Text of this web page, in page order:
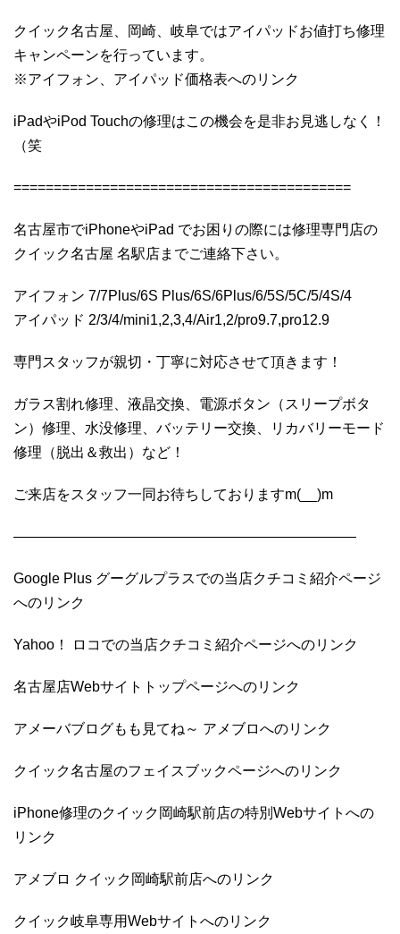
クイック名古屋、岡崎、岐阜ではアイパッドお値打ち修理
キャンペーンを行っています。
※アイフォン、アイパッド価格表へのリンク
iPadやiPod Touchの修理はこの機会を是非お見逃しなく！
（笑
==========================================
名古屋市でiPhoneやiPad でお困りの際には修理専門店の
クイック名古屋 名駅店までご連絡下さい。
アイフォン 7/7Plus/6S Plus/6S/6Plus/6/5S/5C/5/4S/4
アイパッド 2/3/4/mini1,2,3,4/Air1,2/pro9.7,pro12.9
専門スタッフが親切・丁寧に対応させて頂きます！
ガラス割れ修理、液晶交換、電源ボタン（スリープボタ
ン）修理、水没修理、バッテリー交換、リカバリーモード
修理（脱出＆救出）など！
ご来店をスタッフ一同お待ちしておりますm(__)m
————————————————————————
Google Plus グーグルプラスでの当店クチコミ紹介ページ
へのリンク
Yahoo！ ロコでの当店クチコミ紹介ページへのリンク
名古屋店Webサイトトップページへのリンク
アメーバブログもも見てね～ アメブロへのリンク
クイック名古屋のフェイスブックページへのリンク
iPhone修理のクイック岡崎駅前店の特別Webサイトへの
リンク
アメブロ クイック岡崎駅前店へのリンク
クイック岐阜専用Webサイトへのリンク